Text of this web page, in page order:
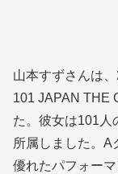
山本すずさんは
101 JAPAN THE
た。彼女は101人
所属しました。A
優れたパフォー